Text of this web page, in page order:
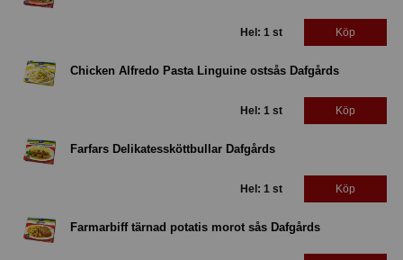
Hel: 1 st Köp
Chicken Alfredo Pasta Linguine ostsås Dafgårds
Hel: 1 st Köp
Farfars Delikatessköttbullar Dafgårds
Hel: 1 st Köp
Farmarbiff tärnad potatis morot sås Dafgårds